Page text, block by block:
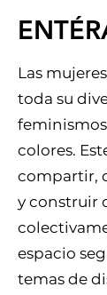
Las
toda su
colores.
compartir,
y construir
espacio
temas de